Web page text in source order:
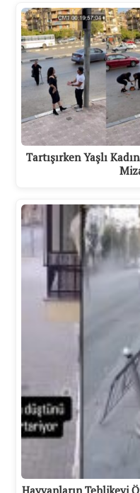
Tartışırken Yaşlı